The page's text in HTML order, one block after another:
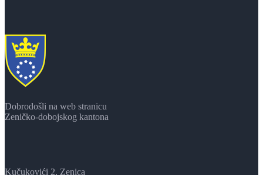
Dobrodošli na web stranicu
Zeničko-dobojskog kantona
Kučukovići 2, Zenica